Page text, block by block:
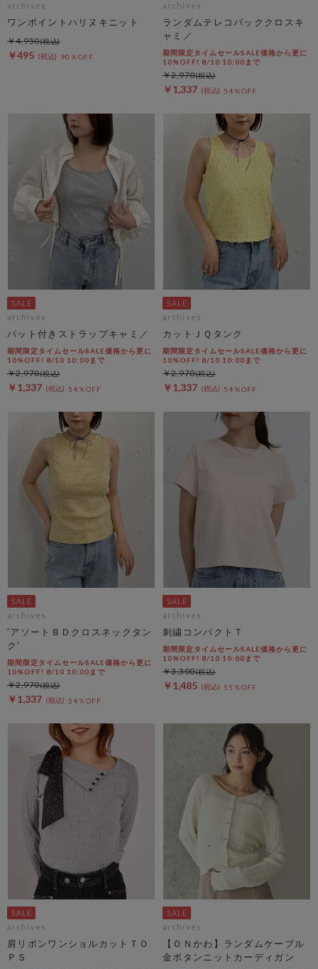
archives
ワンポイントハリヌキニット
￥495 90％OFF
￥4,950
archives
ランダムテレコバッククロスキ
ャミ／
期間限定タイムセールSALE価格から更に
10%OFF! 8/10 10:00まで
￥1,337 54％OFF
￥2,970
archives
パット付きストラップキャミ／
期間限定タイムセールSALE価格から更に
10%OFF! 8/10 10:00まで
￥1,337 54％OFF
￥2,970
archives
カットＪＱタンク
期間限定タイムセールSALE価格から更に
10%OFF! 8/10 10:00まで
￥1,337 54％OFF
￥2,970
archives
’アソートＢＤクロスネックタン
ク’
期間限定タイムセールSALE価格から更に
10%OFF! 8/10 10:00まで
￥1,337 54％OFF
￥2,970
archives
刺繍コンパクトＴ
期間限定タイムセールSALE価格から更に
10%OFF! 8/10 10:00まで
￥1,485 55％OFF
￥3,300
archives
肩リボンワンショルカットＴＯ
ＰＳ
archives
【ＯＮかわ】ランダムケーブル
金ボタンニットカーディガン